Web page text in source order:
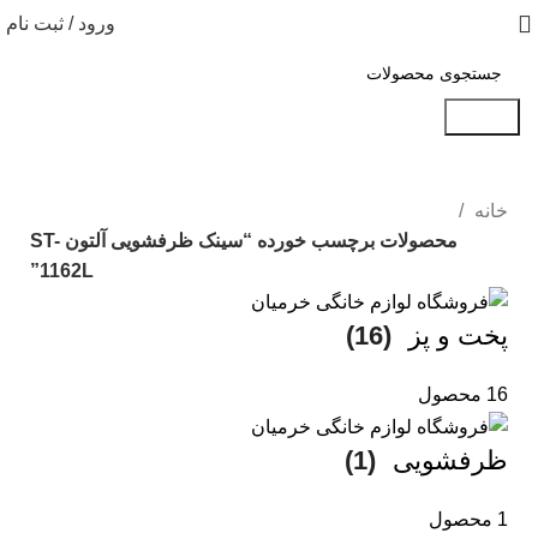
ورود / ثبت نام
خانه
محصولات برچسب خورده “سینک ظرفشویی آلتون ST-
1162L”
پخت و پز (16)
16 محصول
ظرفشویی (1)
1 محصول